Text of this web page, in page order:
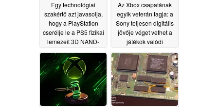
Egy technológiai
szakértő azt javasolja,
hogy a PlayStation
cserélje le a PS5 fizikai
lemezeit 3D NAND-
07/14/2026
Az Xbox csapatának
egyik veterán tagja: a
Sony teljesen digitális
jövője véget vethet a
játékok valódi
07/13/2026